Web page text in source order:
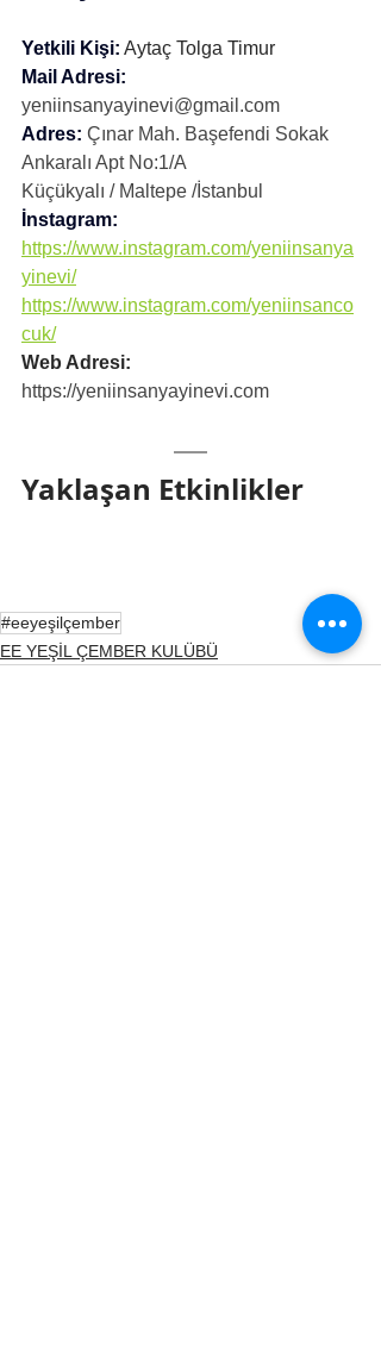
Yetkili Kişi: Aytaç Tolga Timur
Mail Adresi:
yeniinsanyayinevi@gmail.com
Adres: Çınar Mah. Başefendi Sokak
Ankaralı Apt No:1/A
Küçükyalı / Maltepe /İstanbul
İnstagram:
https://www.instagram.com/yeniinsanya
yinevi/
https://www.instagram.com/yeniinsanco
cuk/
Web Adresi:
https://yeniinsanyayinevi.com
Yaklaşan Etkinlikler
#eeyeşilçember
EE YEŞİL ÇEMBER KULÜBÜ